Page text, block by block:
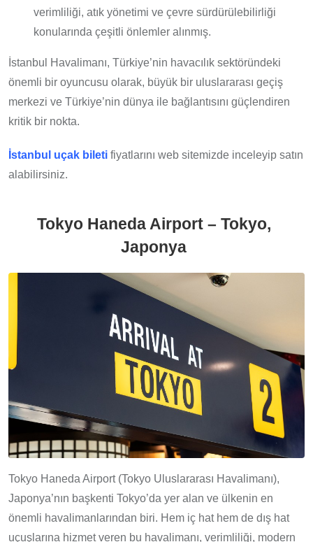
verimliliği, atık yönetimi ve çevre sürdürülebilirliği
konularında çeşitli önlemler alınmış.
İstanbul Havalimanı, Türkiye’nin havacılık sektöründeki
önemli bir oyuncusu olarak, büyük bir uluslararası geçiş
merkezi ve Türkiye’nin dünya ile bağlantısını güçlendiren
kritik bir nokta.
İstanbul uçak bileti fiyatlarını web sitemizde inceleyip satın
alabilirsiniz.
Tokyo Haneda Airport – Tokyo,
Japonya
Tokyo Haneda Airport (Tokyo Uluslararası Havalimanı),
Japonya’nın başkenti Tokyo’da yer alan ve ülkenin en
önemli havalimanlarından biri. Hem iç hat hem de dış hat
uçuşlarına hizmet veren bu havalimanı, verimliliği, modern